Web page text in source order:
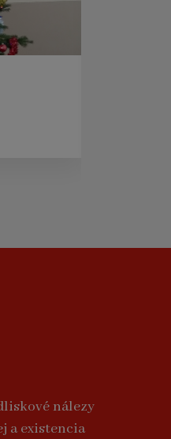
nálezy
a existencia